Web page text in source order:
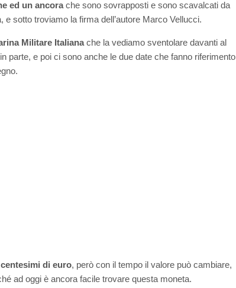
ed un ancorache sono sovrapposti e sono scavalcati da
sotto troviamo la firma dell’autore Marco Vellucci.
Militare Italianache la vediamo sventolare davanti al
parte, e poi ci sono anche le due date che fanno riferimento
di euro, però con il tempo il valore può cambiare,
ad oggi è ancora facile trovare questa moneta.